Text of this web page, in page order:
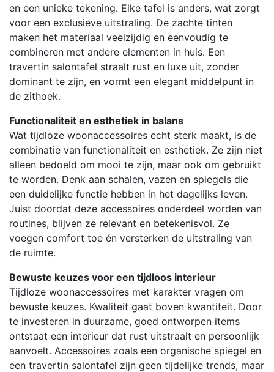
en een unieke tekening. Elke tafel is anders, wat zorgt
voor een exclusieve uitstraling. De zachte tinten
maken het materiaal veelzijdig en eenvoudig te
combineren met andere elementen in huis. Een
travertin salontafel straalt rust en luxe uit, zonder
dominant te zijn, en vormt een elegant middelpunt in
de zithoek.
Functionaliteit en esthetiek in balans
Wat tijdloze woonaccessoires echt sterk maakt, is de
combinatie van functionaliteit en esthetiek. Ze zijn niet
alleen bedoeld om mooi te zijn, maar ook om gebruikt
te worden. Denk aan schalen, vazen en spiegels die
een duidelijke functie hebben in het dagelijks leven.
Juist doordat deze accessoires onderdeel worden van
routines, blijven ze relevant en betekenisvol. Ze
voegen comfort toe én versterken de uitstraling van
de ruimte.
Bewuste keuzes voor een tijdloos interieur
Tijdloze woonaccessoires met karakter vragen om
bewuste keuzes. Kwaliteit gaat boven kwantiteit. Door
te investeren in duurzame, goed ontworpen items
ontstaat een interieur dat rust uitstraalt en persoonlijk
aanvoelt. Accessoires zoals een organische spiegel en
een travertin salontafel zijn geen tijdelijke trends, maar